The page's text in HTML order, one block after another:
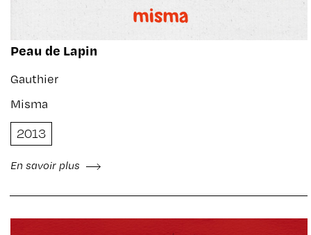
Peau de Lapin
Gauthier
Misma
2013
En savoir plus